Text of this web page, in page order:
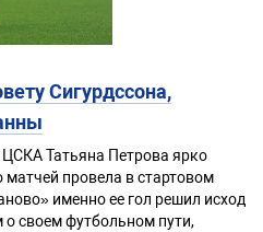
Сигурдссона,
Татьяна Петрова ярко
матчей провела в стартовом
именно ее гол решил исход
о своем футбольном пути,